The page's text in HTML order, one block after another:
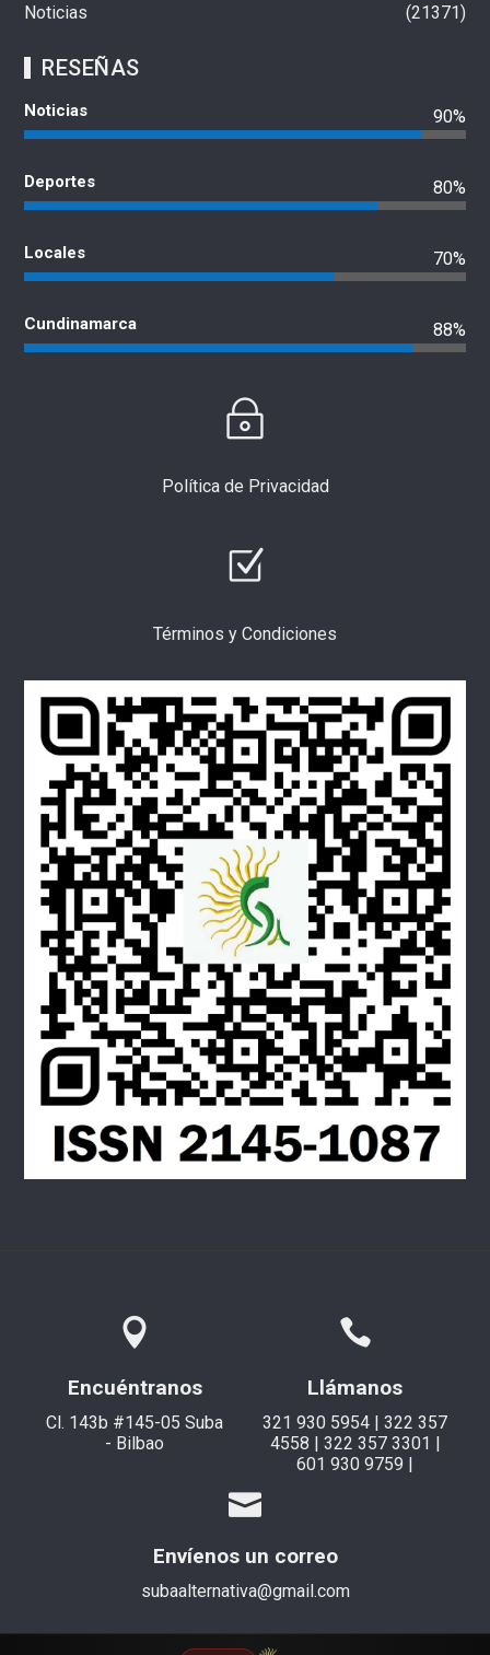
Noticias
21371
RESEÑAS
Noticias 90%
Deportes 80%
Locales 70%
Cundinamarca 88%
Política de Privacidad
Términos y Condiciones
Encuéntranos
Cl. 143b #145-05 Suba
- Bilbao
Llámanos
321 930 5954 | 322 357
4558 | 322 357 3301 |
601 930 9759 |
Envíenos un correo
subaalternativa@gmail.com